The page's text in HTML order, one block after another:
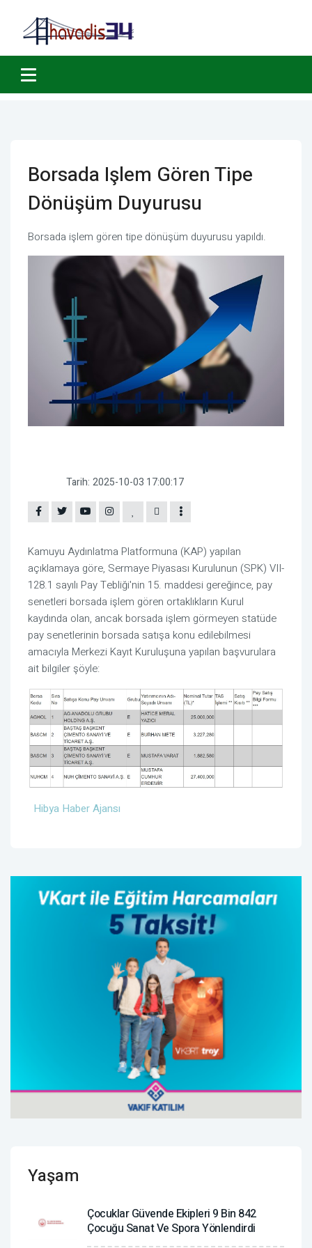
Borsada Işlem Gören Tipe
Dönüşüm Duyurusu
Borsada işlem gören tipe dönüşüm duyurusu yapıldı.
Tarih: 2025-10-03 17:00:17
Kamuyu Aydınlatma Platformuna (KAP) yapılan
açıklamaya göre, Sermaye Piyasası Kurulunun (SPK) VII-
128.1 sayılı Pay Tebliği'nin 15. maddesi gereğince, pay
senetleri borsada işlem gören ortaklıkların Kurul
kaydında olan, ancak borsada işlem görmeyen statüde
pay senetlerinin borsada satışa konu edilebilmesi
amacıyla Merkezi Kayıt Kuruluşuna yapılan başvurulara
ait bilgiler şöyle:
Hibya Haber Ajansı
Yaşam
Çocuklar Güvende Ekipleri 9 Bin 842
Çocuğu Sanat Ve Spora Yönlendirdi